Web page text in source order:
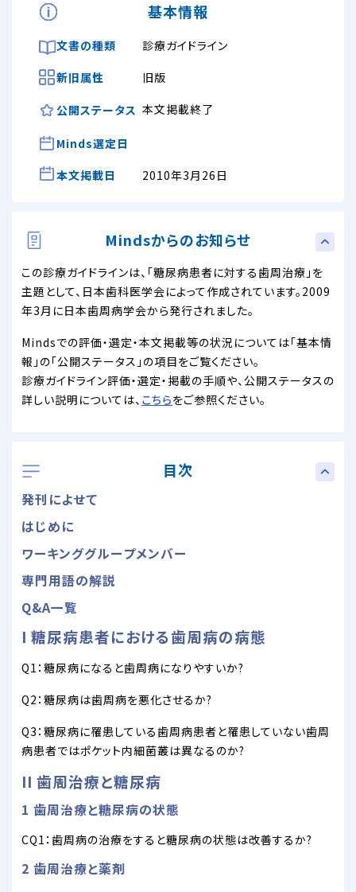
基本情報
文書の種類
診療ガイドライン
新旧属性
旧版
公開ステータス 本文掲載終了
Minds選定日
本文掲載日
2010年3月26日
Mindsからのお知らせ
この診療ガイドラインは、「糖尿病患者に対する歯周治療」を
主題として、日本歯科医学会によって作成されています。2009
年3月に日本歯周病学会から発行されました。
Mindsでの評価・選定・本文掲載等の状況については「基本情
報」の「公開ステータス」の項目をご覧ください。
診療ガイドライン評価・選定・掲載の手順や、公開ステータスの
詳しい説明については、 こちらをご参照ください。
目次
発刊によせて
はじめに
ワーキンググループメンバー
専門用語の解説
Q&A一覧
I 糖尿病患者における歯周病の病態
Q1：糖尿病になると歯周病になりやすいか?
Q2：糖尿病は歯周病を悪化させるか?
Q3：糖尿病に罹患している歯周病患者と罹患していない歯周
病患者ではポケット内細菌叢は異なるのか?
II 歯周治療と糖尿病
1 歯周治療と糖尿病の状態
CQ1：歯周病の治療をすると糖尿病の状態は改善するか?
2 歯周治療と薬剤